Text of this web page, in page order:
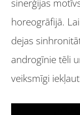
sinerģijas
horeogrāfijā.
dejas
androgīnie tēli
veiksmīgi